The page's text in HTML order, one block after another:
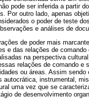
pode ser inferida a partir
Por outro lado, apenas
o poder de teste
e análises de
de poder mais
e das relações de
na perspectiva
relações de comando
ou áreas. Assim
autocrática, instrumental,
uma vez que se
de desenvolvimento